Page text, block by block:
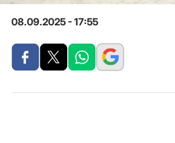
08.09.2025 - 17:55